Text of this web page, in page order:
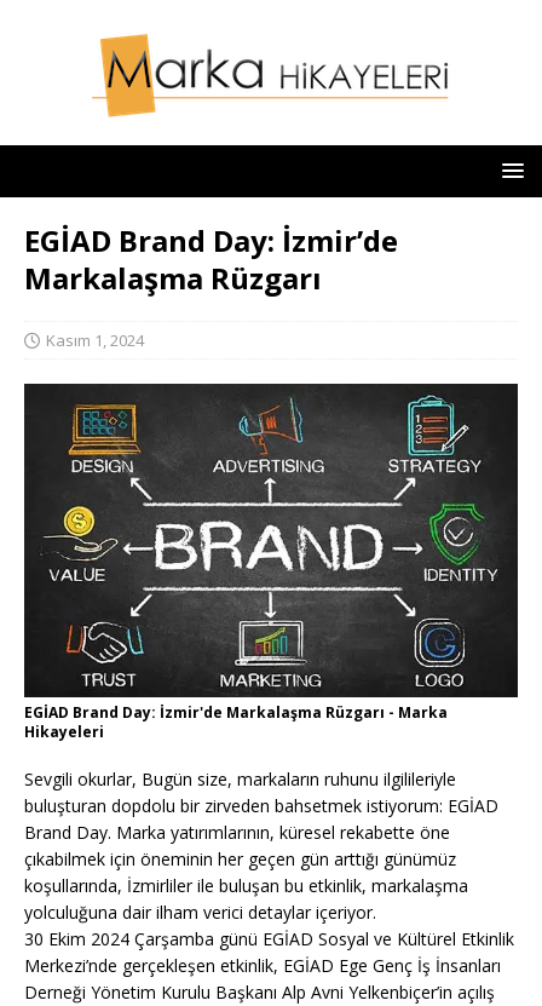
EGİAD Brand Day: İzmir’de
Markalaşma Rüzgarı
Kasım 1, 2024
EGİAD Brand Day: İzmir'de Markalaşma Rüzgarı - Marka
Hikayeleri
Sevgili okurlar, Bugün size, markaların ruhunu ilgilileriyle
buluşturan dopdolu bir zirveden bahsetmek istiyorum: EGİAD
Brand Day. Marka yatırımlarının, küresel rekabette öne
çıkabilmek için öneminin her geçen gün arttığı günümüz
koşullarında, İzmirliler ile buluşan bu etkinlik, markalaşma
yolculuğuna dair ilham verici detaylar içeriyor.
30 Ekim 2024 Çarşamba günü EGİAD Sosyal ve Kültürel Etkinlik
Merkezi’nde gerçekleşen etkinlik, EGİAD Ege Genç İş İnsanları
Derneği Yönetim Kurulu Başkanı Alp Avni Yelkenbiçer’in açılış